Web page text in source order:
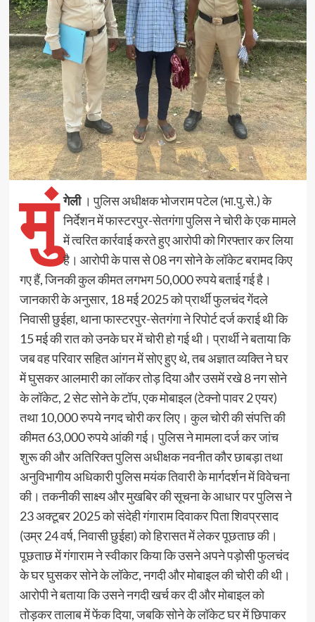
मुं गेली। पुलिस अधीक्षक भोजराम पटेल (भा.पु.से.) के
निर्देशन में फास्टरपुर-सेतगंगा पुलिस ने चोरी के एक मामले
में त्वरित कार्रवाई करते हुए आरोपी को गिरफ्तार कर लिया
है। आरोपी के पास से 08 नग सोने के लॉकेट बरामद किए
गए हैं, जिनकी कुल कीमत लगभग 50,000 रुपये बताई गई है।
जानकारी के अनुसार, 18 मई 2025 को प्रार्थी फुलचंद गेंदले
निवासी छुईहा, थाना फास्टरपुर-सेतगंगा ने रिपोर्ट दर्ज कराई थी कि
15 मई की रात को उनके घर में चोरी हो गई थी। प्रार्थी ने बताया कि
जब वह परिवार सहित आंगन में सोए हुए थे, तब अज्ञात व्यक्ति ने घर
में घुसकर आलमारी का लॉकर तोड़ दिया और उसमें रखे 8 नग सोने
के लॉकेट, 2 सेट सोने के टॉप, एक मोबाइल (टेक्नो पावर 2 एयर)
तथा 10,000 रुपये नगद चोरी कर लिए। कुल चोरी की संपत्ति की
कीमत 63,000 रुपये आंकी गई। पुलिस ने मामला दर्ज कर जांच
शुरू की और अतिरिक्त पुलिस अधीक्षक नवनीत कौर छाबड़ा तथा
अनुविभागीय अधिकारी पुलिस मयंक तिवारी के मार्गदर्शन में विवेचना
की। तकनीकी साक्ष्य और मुखबिर की सूचना के आधार पर पुलिस ने
23 अक्टूबर 2025 को संदेही गंगाराम दिवाकर पिता शिवप्रसाद
(उम्र 24 वर्ष, निवासी छुईहा) को हिरासत में लेकर पूछताछ की।
पूछताछ में गंगाराम ने स्वीकार किया कि उसने अपने पड़ोसी फुलचंद
के घर घुसकर सोने के लॉकेट, नगदी और मोबाइल की चोरी की थी।
आरोपी ने बताया कि उसने नगदी खर्च कर दी और मोबाइल को
तोड़कर तालाब में फेंक दिया, जबकि सोने के लॉकेट घर में छिपाकर